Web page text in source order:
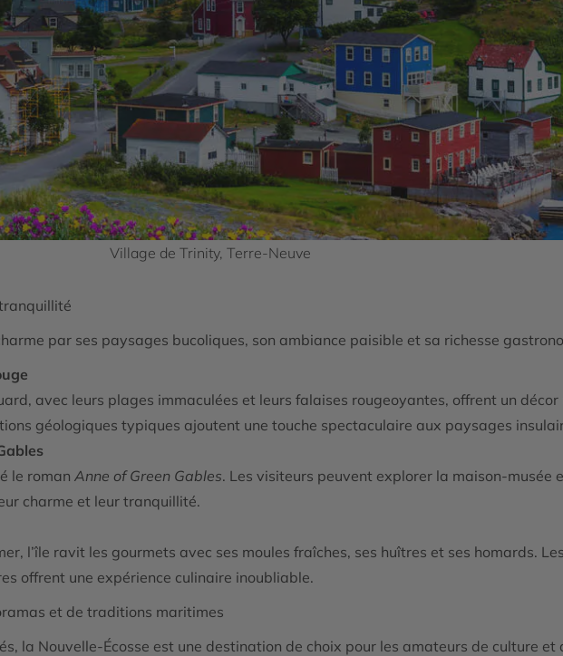
Village de Trinity, Terre-Neuve
par ses paysages bucoliques, son ambiance paisible et sa richesse
avec leurs plages immaculées et leurs falaises rougeoyantes, offrent un décor
géologiques typiques ajoutent une touche spectaculaire aux paysages
le roman Anne of Green Gables. Les visiteurs peuvent explorer la maison-musée
charme et leur tranquillité.
l’île ravit les gourmets avec ses moules fraîches, ses huîtres et ses homards.
offrent une expérience culinaire inoubliable.
et de traditions maritimes
la Nouvelle-Écosse est une destination de choix pour les amateurs de culture et